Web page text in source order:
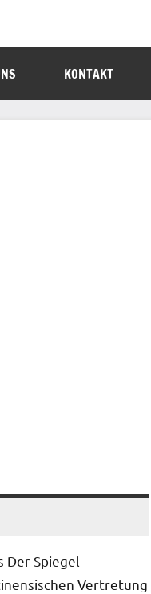
KONTAKT
Der Spiegel
Vertretung